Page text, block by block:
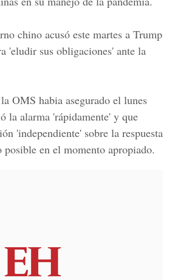
chino acusó este martes a Trump
'eludir sus obligaciones' ante la
OMS habia asegurado el lunes
la alarma 'rápidamente' y que
'independiente' sobre la respuesta
en el momento apropiado.